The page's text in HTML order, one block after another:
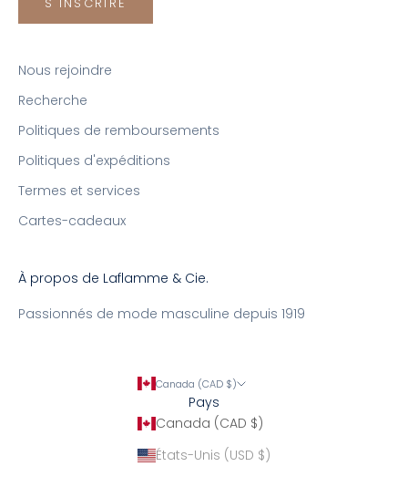
Nous rejoindre
Recherche
Politiques de remboursements
Politiques d'expéditions
Termes et services
Cartes-cadeaux
À propos de Laflamme & Cie.
Passionnés de mode masculine depuis 1919
Canada (CAD $)
Pays
Canada (CAD $)
États-Unis (USD $)